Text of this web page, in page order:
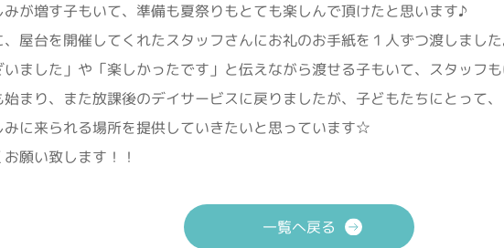
が増す子もいて、準備も夏祭りもとても楽しんで頂けたと思います♪
屋台を開催してくれたスタッフさんにお礼のお手紙を１人ずつ渡しまし
いました」や「楽しかったです」と伝えながら渡せる子もいて、スタッフ
始まり、また放課後のデイサービスに戻りましたが、子どもたちにとって
みに来られる場所を提供していきたいと思っています☆
願い致します！！
一覧へ戻る